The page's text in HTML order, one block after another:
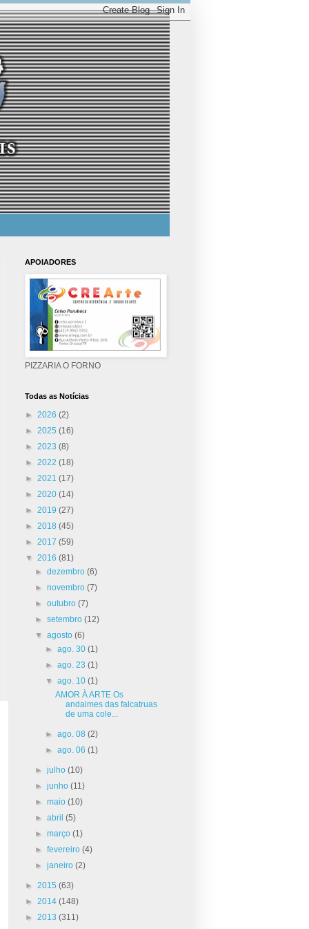
APOIADORES
PIZZARIA O FORNO
Todas as Notícias
► 2026 (2)
► 2025 (16)
► 2023 (8)
► 2022 (18)
► 2021 (17)
► 2020 (14)
► 2019 (27)
► 2018 (45)
► 2017 (59)
▼ 2016 (81)
►dezembro(6)
►novembro(7)
►outubro(7)
►setembro(12)
▼agosto(6)
► ago. 30 (1)
► ago. 23 (1)
▼ ago. 10 (1)
AMOR À ARTE Os
andaimes das falcatruas
de uma cole...
► ago. 08 (2)
► ago. 06 (1)
►julho(10)
►junho(11)
►maio(10)
►abril(5)
►março(1)
►fevereiro(4)
►janeiro(2)
► 2015 (63)
► 2014 (148)
► 2013 (311)